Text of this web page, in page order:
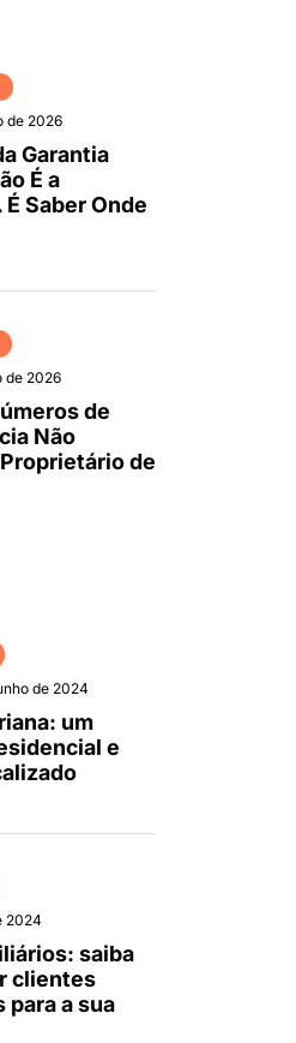
de 2026
Garantia
É a
Saber Onde
de 2026
de
Não
de
de 2024
um
e
2024
saiba
clientes
para a sua